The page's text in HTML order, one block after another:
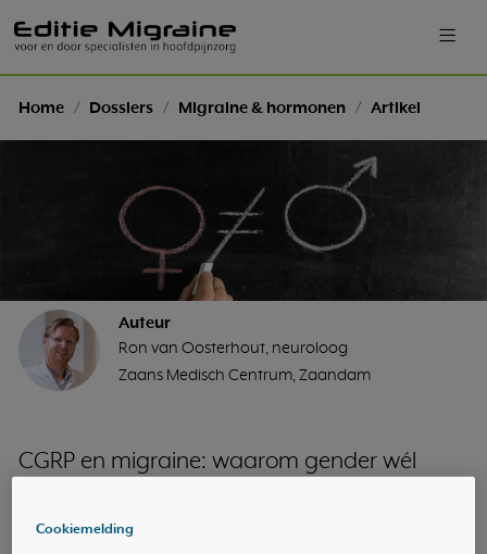
Home Dossiers Migraine & hormonen Artikel
Auteur
Ron van Oosterhout, neuroloog
Zaans Medisch Centrum, Zaandam
CGRP en migraine: waarom gender wél
Geplaatst op 08-09-2025, 09:00
Cookiemelding